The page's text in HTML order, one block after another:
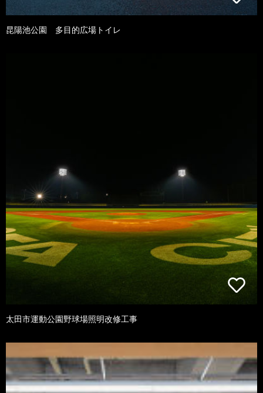
昆陽池公園 多目的広場トイレ
太田市運動公園野球場照明改修工事